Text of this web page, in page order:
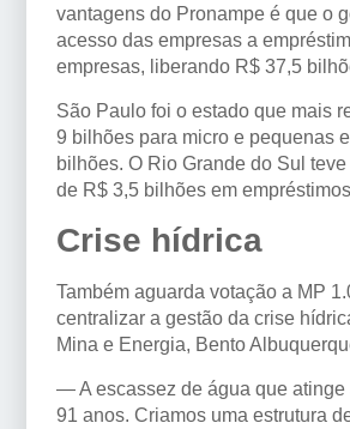
vantagens do Pronampe é que o
acesso das empresas a
empresas, liberando R$ 37,5
São Paulo foi o estado que mais
9 bilhões para micro e pequenas
bilhões. O Rio Grande do Sul
de R$ 3,5 bilhões em
Crise hídrica
Também aguarda votação a MP
centralizar a gestão da crise
Mina e Energia, Bento
— A escassez de água que atinge
91 anos. Criamos uma estrutura